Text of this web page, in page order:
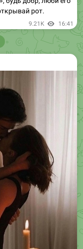
рот.
9.21K 16:41